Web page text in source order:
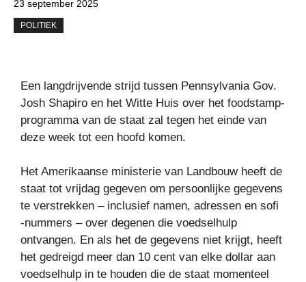
23 september 2025
POLITIEK
Een langdrijvende strijd tussen Pennsylvania Gov.
Josh Shapiro en het Witte Huis over het foodstamp-
programma van de staat zal tegen het einde van
deze week tot een hoofd komen.
Het Amerikaanse ministerie van Landbouw heeft de
staat tot vrijdag gegeven om persoonlijke gegevens
te verstrekken – inclusief namen, adressen en sofi
-nummers – over degenen die voedselhulp
ontvangen. En als het de gegevens niet krijgt, heeft
het gedreigd meer dan 10 cent van elke dollar aan
voedselhulp in te houden die de staat momenteel